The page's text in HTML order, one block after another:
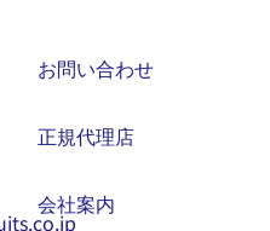
お問い合わせ
正規代理店
会社案内